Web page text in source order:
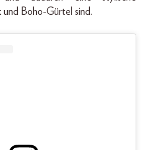
und Boho-Gürtel sind.